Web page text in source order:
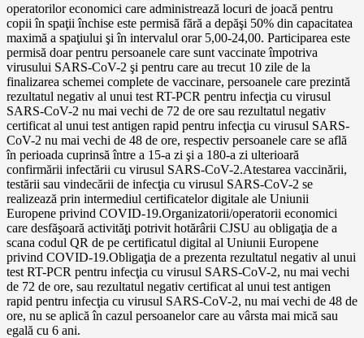
operatorilor economici care administrează locuri de joacă pentru
copii în spaţii închise este permisă fără a depăşi 50% din capacitatea
maximă a spaţiului şi în intervalul orar 5,00-24,00. Participarea este
permisă doar pentru persoanele care sunt vaccinate împotriva
virusului SARS-CoV-2 şi pentru care au trecut 10 zile de la
finalizarea schemei complete de vaccinare, persoanele care prezintă
rezultatul negativ al unui test RT-PCR pentru infecţia cu virusul
SARS-CoV-2 nu mai vechi de 72 de ore sau rezultatul negativ
certificat al unui test antigen rapid pentru infecţia cu virusul SARS-
CoV-2 nu mai vechi de 48 de ore, respectiv persoanele care se află
în perioada cuprinsă între a 15-a zi şi a 180-a zi ulterioară
confirmării infectării cu virusul SARS-CoV-2.Atestarea vaccinării,
testării sau vindecării de infecţia cu virusul SARS-CoV-2 se
realizează prin intermediul certificatelor digitale ale Uniunii
Europene privind COVID-19.Organizatorii/operatorii economici
care desfăşoară activităţi potrivit hotărârii CJSU au obligaţia de a
scana codul QR de pe certificatul digital al Uniunii Europene
privind COVID-19.Obligaţia de a prezenta rezultatul negativ al unui
test RT-PCR pentru infecţia cu virusul SARS-CoV-2, nu mai vechi
de 72 de ore, sau rezultatul negativ certificat al unui test antigen
rapid pentru infecţia cu virusul SARS-CoV-2, nu mai vechi de 48 de
ore, nu se aplică în cazul persoanelor care au vârsta mai mică sau
egală cu 6 ani.